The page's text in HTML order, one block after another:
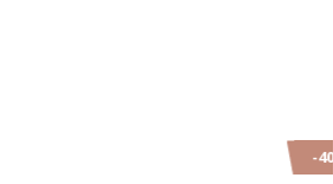
-40%